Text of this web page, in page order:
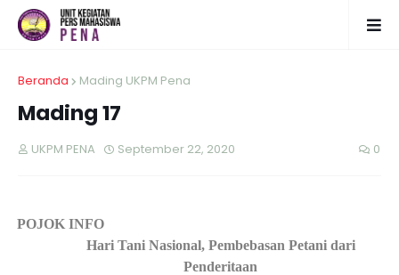
Beranda Mading UKPM Pena
Mading 17
UKPM PENA September 22, 2020 0
POJOK INFO
Hari Tani Nasional, Pembebasan Petani dari
Penderitaan